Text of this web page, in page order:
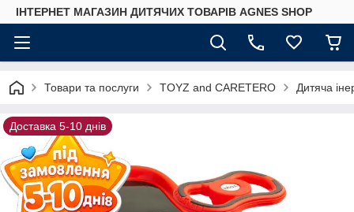
ІНТЕРНЕТ МАГАЗИН ДИТЯЧИХ ТОВАРІВ AGNES SHOP
Товари та послуги TOYZ and CARETERO Дитяча
Доставка 5-10 днів